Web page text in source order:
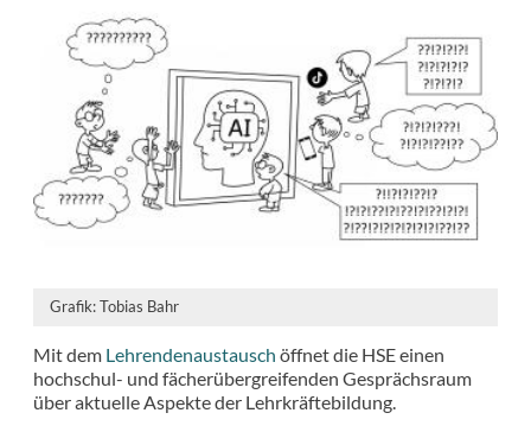
Grafik: Tobias Bahr
Mit dem Lehrendenaustausch öffnet die HSE einen
hochschul- und fächerübergreifenden Gesprächsraum
über aktuelle Aspekte der Lehrkräftebildung.